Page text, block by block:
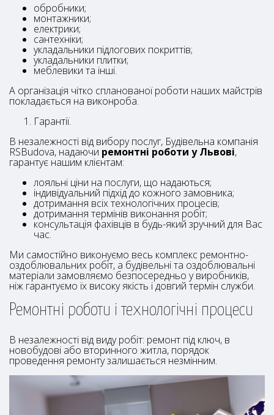
обробники;
монтажники;
електрики;
сантехніки;
укладальники підлогових покриттів;
укладальники плитки;
меблевики та інші.
А організація чітко спланованої роботи наших майстрів
покладається на виконроба.
Гарантії.
В незалежності від вибору послуг, Будівельна компанія
RSBudova, надаючи ремонтні роботи у Львові,
гарантує нашим клієнтам:
лояльні ціни на послуги, що надаються;
індивідуальний підхід до кожного замовника;
дотримання всіх технологічних процесів;
дотримання термінів виконання робіт;
консультація фахівців в будь-який зручний для Вас
час.
Ми самостійно виконуємо весь комплекс ремонтно-
оздоблювальних робіт, а будівельні та оздоблювальні
матеріали замовляємо безпосередньо у виробників,
ніж гарантуємо їх високу якість і довгий термін служби.
Ремонтні роботи і технологічні процеси
В незалежності від виду робіт: ремонт під ключ, в
новобудові або вторинного житла, порядок
проведення ремонту залишається незмінним.